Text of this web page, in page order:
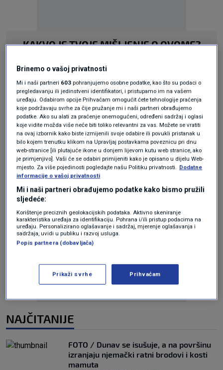
KAKVO JE TVOJE MIŠLJENJE O OVOME?
Budi prvi koji će ostaviti komentar
Pratite nas na društvenim mrežama
Oglas
NAJČITANIJE
FOTO / Dunav se isušuje, a na površinu
izranjaju njemački ratni brodovi i kosti
mamuta
Brinemo o vašoj privatnosti
Mi i naši partneri 603 pohranjujemo osobne podatke, kao što su podaci o
pregledavanju ili jedinstveni identifikatori, i pristupamo im na vašem
uređaju. Odabirom opcije Prihvaćam omogućit ćete tehnologije praćenja
koje podržavaju svrhe za čije pružanje mi i naši partneri obrađujemo
podatke. Ako su alati za praćenje onemogućeni, određeni sadržaj i oglasi
koje vidite možda više neće biti toliko relevantni za vas. Možete se vratiti
na ovaj izbornik kako biste izmijenili svoje odabire ili povukli pristanak u
bilo kojem trenutku klikom na Upravljaj postavkama poveznicu pri dnu
web-stranice [ili plutajuće ikone u donjem lijevom kutu web stranice, ako
je primjenjivo]. Vaši će se odabiri primijeniti kako je opisano u dijelu Web-
mjesto. Za više pojedinosti pogledajte našu Politiku privatnosti. Dodatne
informacije o vašoj privatnosti
Mi i naši partneri obrađujemo podatke kako bismo pružili
sljedeće:
Korištenje preciznih geolokacijskih podataka. Aktivno skeniranje
karakteristika uređaja za identifikaciju. Pohrana i/ili pristup podacima na
uređaju. Personalizirano oglašavanje i sadržaj, mjerenje oglašavanja i
sadržaja, uvidi u publiku i razvoj usluga.
Popis partnera (dobavljača)
Prikaži svrhe Prihvaćam